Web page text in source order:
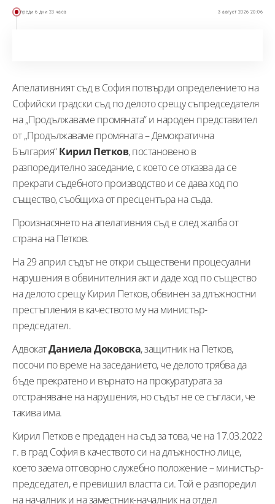
преди 6 дни 23 часа 3 август 2026 20:06
Апелативният съд в София потвърди определението на
Софийски градски съд по делото срещу съпредседателя
на „Продължаваме промяната“ и народен представител
от „Продължаваме промяната – Демократична
България“Кирил Петков, постановено в
разпоредително заседание, с което се отказва да се
прекрати съдебното производство и се дава ход по
същество, съобщиха от пресцентъра на съда.
Произнасянето на апелативния съд е след жалба от
страна на Петков.
На 29 април съдът не откри съществени процесуални
нарушения в обвинителния акт и даде ход по същество
на делото срещу Кирил Петков, обвинен за длъжностни
престъпления в качеството му на министър-
председател.
АдвокатДаниела Доковска, защитник на Петков,
посочи по време на заседанието, че делото трябва да
бъде прекратено и върнато на прокуратурата за
отстраняване на нарушения, но съдът не се съгласи, че
такива има.
Кирил Петков е предаден на съд за това, че на 17.03.2022
г. в град София в качеството си на длъжностно лице,
което заема отговорно служебно положение – министър-
председател, е превишил властта си. Той е разпоредил
на началник и на заместник-началник на отдел